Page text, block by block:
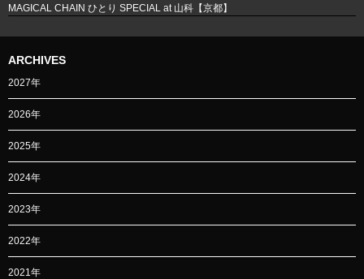
MAGICAL CHAIN ひとり SPECIAL at 山科【京都】
ARCHIVES
2027年
2026年
2025年
2024年
2023年
2022年
2021年